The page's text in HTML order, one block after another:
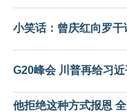
小笑话：曾庆红向罗干
G20峰会 川普再给习
他拒绝这种方式报恩